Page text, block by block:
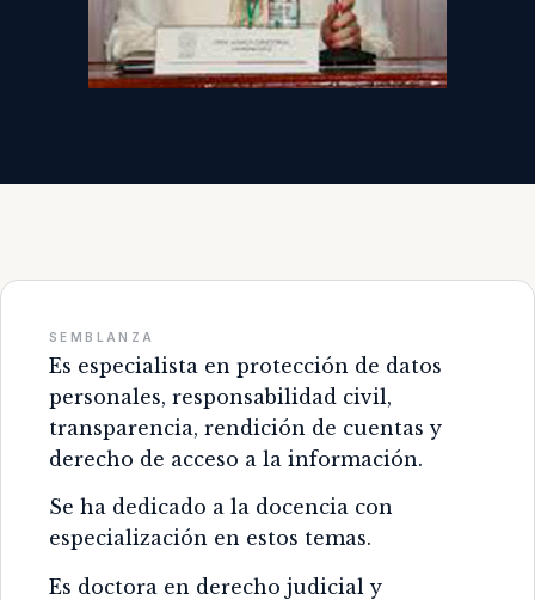
SEMBLANZA
Es especialista en protección de datos
personales, responsabilidad civil,
transparencia, rendición de cuentas y
derecho de acceso a la información.
Se ha dedicado a la docencia con
especialización en estos temas.
Es doctora en derecho judicial y